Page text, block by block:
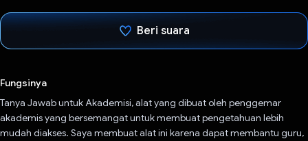
Beri suara
Fungsinya
Tanya Jawab untuk Akademisi, alat yang dibuat oleh penggemar
akademis yang bersemangat untuk membuat pengetahuan lebih
mudah diakses. Saya membuat alat ini karena dapat membantu guru,